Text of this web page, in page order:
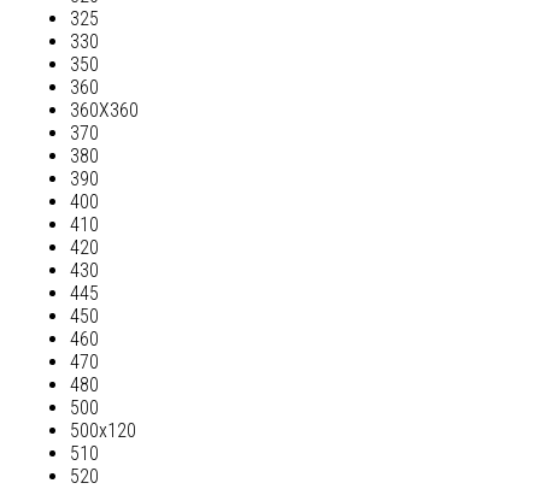
325
330
350
360
360Х360
370
380
390
400
410
420
430
445
450
460
470
480
500
500х120
510
520